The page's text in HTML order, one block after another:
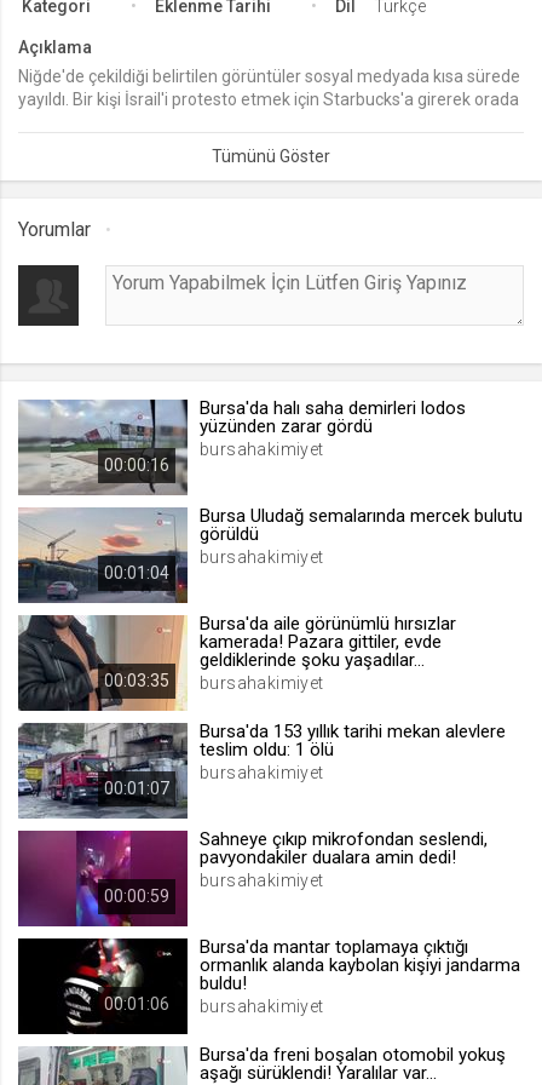
.web.tv
Seçilen dil tercihini tutmak
1 ay
Oturum verisini tutmak
.web.tv
Oturum doğrulama verisi
.web.tv
1 yıl
.web.tv
İsimsiz ziyaretçi için site içeriği
beğenme
voteDislike*
İsimsiz ziyaretçi için site içeriği
beğenmeme
1 ay
Kategori Eklenme Tarihi Dil Türkçe
Açıklama
Niğde'de çekildiği belirtilen görüntüler sosyal medyada kısa sürede
yayıldı. Bir kişi İsrail'i protesto etmek için Starbucks'a girerek orada
alamayan saldırgan gelen polise de tokat attı.
Yorumlar
00:00:16
Bursa'da halı saha demirleri lodos
yüzünden zarar gördü
bursahakimiyet
00:01:04
Bursa Uludağ semalarında mercek bulutu
görüldü
bursahakimiyet
00:03:35
Bursa'da aile görünümlü hırsızlar
kamerada! Pazara gittiler, evde
geldiklerinde şoku yaşadılar...
bursahakimiyet
00:01:07
Bursa'da 153 yıllık tarihi mekan alevlere
teslim oldu: 1 ölü
bursahakimiyet
00:00:59
Sahneye çıkıp mikrofondan seslendi,
pavyondakiler dualara amin dedi!
bursahakimiyet
00:01:06
Bursa'da mantar toplamaya çıktığı
ormanlık alanda kaybolan kişiyi jandarma
buldu!
bursahakimiyet
Bursa'da freni boşalan otomobil yokuş
aşağı sürüklendi! Yaralılar var...